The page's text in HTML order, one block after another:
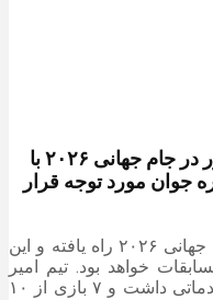
ترکیب احتمالی تیم ملی برای حضور در جام جهانی ۲۰۲۶ با
جوان مورد توجه قرار
به گزارش اقتصاد آنلاین، ایران به جام جهانی ۲۰۲۶ راه یافته و این
خواهد بود. تیم امیر
قلعه‌نویی عملکرد خوبی در مرحله مقدماتی داشت و ۷ بازی از ۱۰